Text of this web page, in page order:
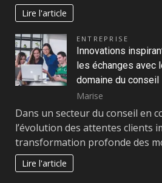
Lire l'article
ENTREPRISE
Innovations
les échanges avec
domaine du conseil
Marise
Dans un secteur du conseil en
l’évolution des attentes clients
transformation profonde des
Lire l'article